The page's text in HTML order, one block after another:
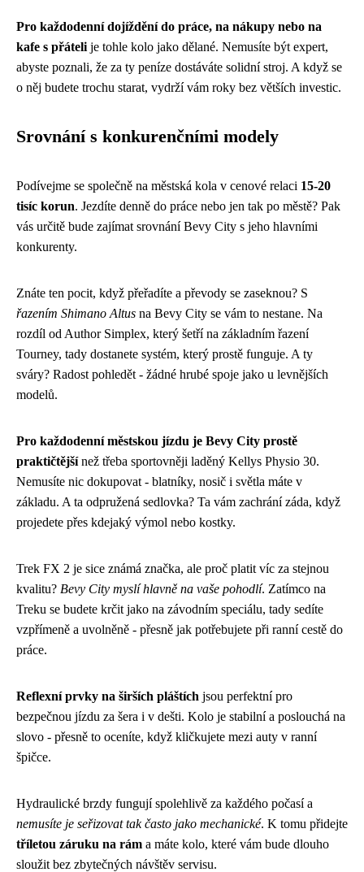
Pro každodenní dojíždění do práce, na nákupy nebo na
kafe s přáteli je tohle kolo jako dělané. Nemusíte být expert,
abyste poznali, že za ty peníze dostáváte solidní stroj. A když se
o něj budete trochu starat, vydrží vám roky bez větších investic.
Srovnání s konkurenčními modely
Podívejme se společně na městská kola v cenové relaci 15-20
tisíc korun. Jezdíte denně do práce nebo jen tak po městě? Pak
vás určitě bude zajímat srovnání Bevy City s jeho hlavními
konkurenty.
Znáte ten pocit, když přeřadíte a převody se zaseknou? S
řazením Shimano Altus na Bevy City se vám to nestane. Na
rozdíl od Author Simplex, který šetří na základním řazení
Tourney, tady dostanete systém, který prostě funguje. A ty
sváry? Radost pohledět - žádné hrubé spoje jako u levnějších
modelů.
Pro každodenní městskou jízdu je Bevy City prostě
praktičtějšínež třeba sportovněji laděný Kellys Physio 30.
Nemusíte nic dokupovat - blatníky, nosič i světla máte v
základu. A ta odpružená sedlovka? Ta vám zachrání záda, když
projedete přes kdejaký výmol nebo kostky.
Trek FX 2 je sice známá značka, ale proč platit víc za stejnou
kvalitu? Bevy City myslí hlavně na vaše pohodlí. Zatímco na
Treku se budete krčit jako na závodním speciálu, tady sedíte
vzpřímeně a uvolněně - přesně jak potřebujete při ranní cestě do
práce.
Reflexní prvky na širších pláštích jsou perfektní pro
bezpečnou jízdu za šera i v dešti. Kolo je stabilní a poslouchá na
slovo - přesně to oceníte, když kličkujete mezi auty v ranní
špičce.
Hydraulické brzdy fungují spolehlivě za každého počasí a
nemusíte je seřizovat tak často jako mechanické. K tomu přidejte
tříletou záruku na rám a máte kolo, které vám bude dlouho
sloužit bez zbytečných návštěv servisu.